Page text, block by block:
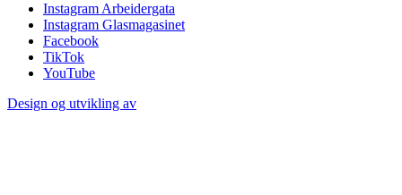
Instagram Arbeidergata
Instagram Glasmagasinet
Facebook
TikTok
YouTube
Design og utvikling av